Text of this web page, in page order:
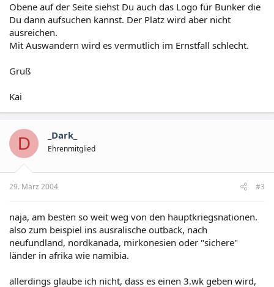
Obene auf der Seite siehst Du auch das Logo für Bunker die
Du dann aufsuchen kannst. Der Platz wird aber nicht
ausreichen.
Mit Auswandern wird es vermutlich im Ernstfall schlecht.
Gruß
Kai
D _Dark_
Ehrenmitglied
29. März 2004 #3
naja, am besten so weit weg von den hauptkriegsnationen.
also zum beispiel ins ausralische outback, nach
neufundland, nordkanada, mirkonesien oder "sichere"
länder in afrika wie namibia.
allerdings glaube ich nicht, dass es einen 3.wk geben wird,